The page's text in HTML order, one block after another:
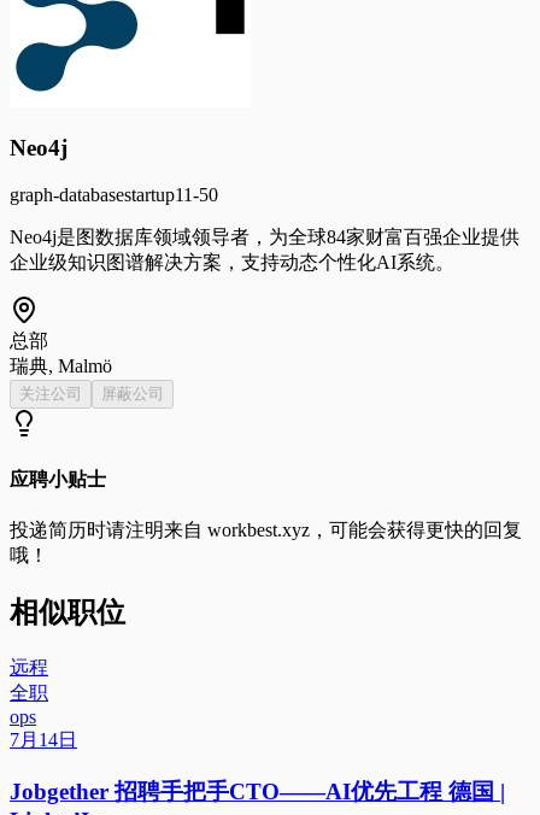
Neo4j
graph-databasestartup11-50
Neo4j是图数据库领域领导者，为全球84家财富百强企业提供
企业级知识图谱解决方案，支持动态个性化AI系统。
总部
瑞典, Malmö
关注公司 屏蔽公司
应聘小贴士
投递简历时请注明来自 workbest.xyz ，可能会获得更快的回复
哦！
相似职位
远程
全职
ops
7月14日
Jobgether 招聘手把手CTO——AI优先工程 德国 |